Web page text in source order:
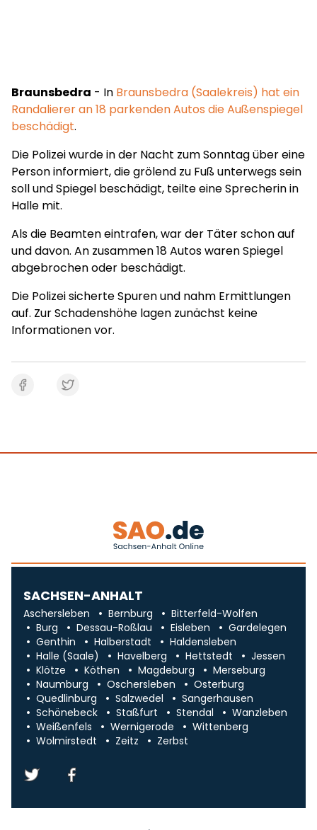
Braunsbedra - In Braunsbedra (Saalekreis) hat ein
Randalierer an 18 parkenden Autos die Außenspiegel
beschädigt.
Die Polizei wurde in der Nacht zum Sonntag über eine
Person informiert, die grölend zu Fuß unterwegs sein
soll und Spiegel beschädigt, teilte eine Sprecherin in
Halle mit.
Als die Beamten eintrafen, war der Täter schon auf
und davon. An zusammen 18 Autos waren Spiegel
abgebrochen oder beschädigt.
Die Polizei sicherte Spuren und nahm Ermittlungen
auf. Zur Schadenshöhe lagen zunächst keine
Informationen vor.
SACHSEN-ANHALT
Aschersleben Bernburg
Bitterfeld-Wolfen
Burg
Dessau-Roßlau Eisleben
Gardelegen
Genthin
Halberstadt
Haldensleben
Halle (Saale)
Havelberg Hettstedt
Jessen
Klötze
Köthen Magdeburg
Merseburg
Naumburg
Oschersleben
Osterburg
Quedlinburg
Salzwedel
Sangerhausen
Schönebeck
Staßfurt Stendal
Wanzleben
Weißenfels
Wernigerode
Wittenberg
Wolmirstedt
Zeitz Zerbst